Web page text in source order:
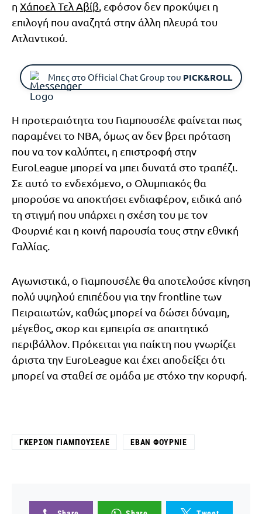
η Χάποελ Τελ Αβίβ , εφόσον δεν προκύψει η
επιλογή που αναζητά στην άλλη πλευρά του
Ατλαντικού.
Μπες στο Official Chat Group του PICK&ROLL
Η προτεραιότητα του Γιαμπουσέλε φαίνεται πως
παραμένει το NBA, όμως αν δεν βρει πρόταση
που να τον καλύπτει, η επιστροφή στην
EuroLeague μπορεί να μπει δυνατά στο τραπέζι.
Σε αυτό το ενδεχόμενο, ο Ολυμπιακός θα
μπορούσε να αποκτήσει ενδιαφέρον, ειδικά από
τη στιγμή που υπάρχει η σχέση του με τον
Φουρνιέ και η κοινή παρουσία τους στην εθνική
Γαλλίας.
Αγωνιστικά, ο Γιαμπουσέλε θα αποτελούσε κίνηση
πολύ υψηλού επιπέδου για την frontline των
Πειραιωτών, καθώς μπορεί να δώσει δύναμη,
μέγεθος, σκορ και εμπειρία σε απαιτητικό
περιβάλλον. Πρόκειται για παίκτη που γνωρίζει
άριστα την EuroLeague και έχει αποδείξει ότι
μπορεί να σταθεί σε ομάδα με στόχο την κορυφή.
ΓΚΕΡΣΌΝ ΓΙΑΜΠΟΥΣΈΛΕ ΕΒΆΝ ΦΟΥΡΝΙΈ